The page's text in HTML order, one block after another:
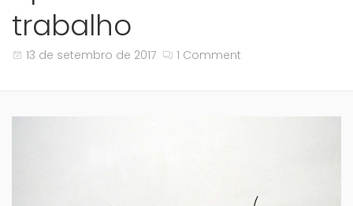
trabalho
13 de setembro de 2017 1 Comment